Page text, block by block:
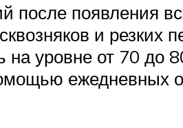
после появления
и резких
уровне от 70 до
ежедневных